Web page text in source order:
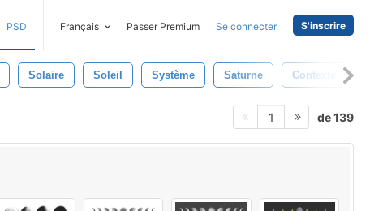
PSD Français Passer Premium Se connecter S'inscrire
Solaire Soleil Système Saturne Contexte
1 de 139